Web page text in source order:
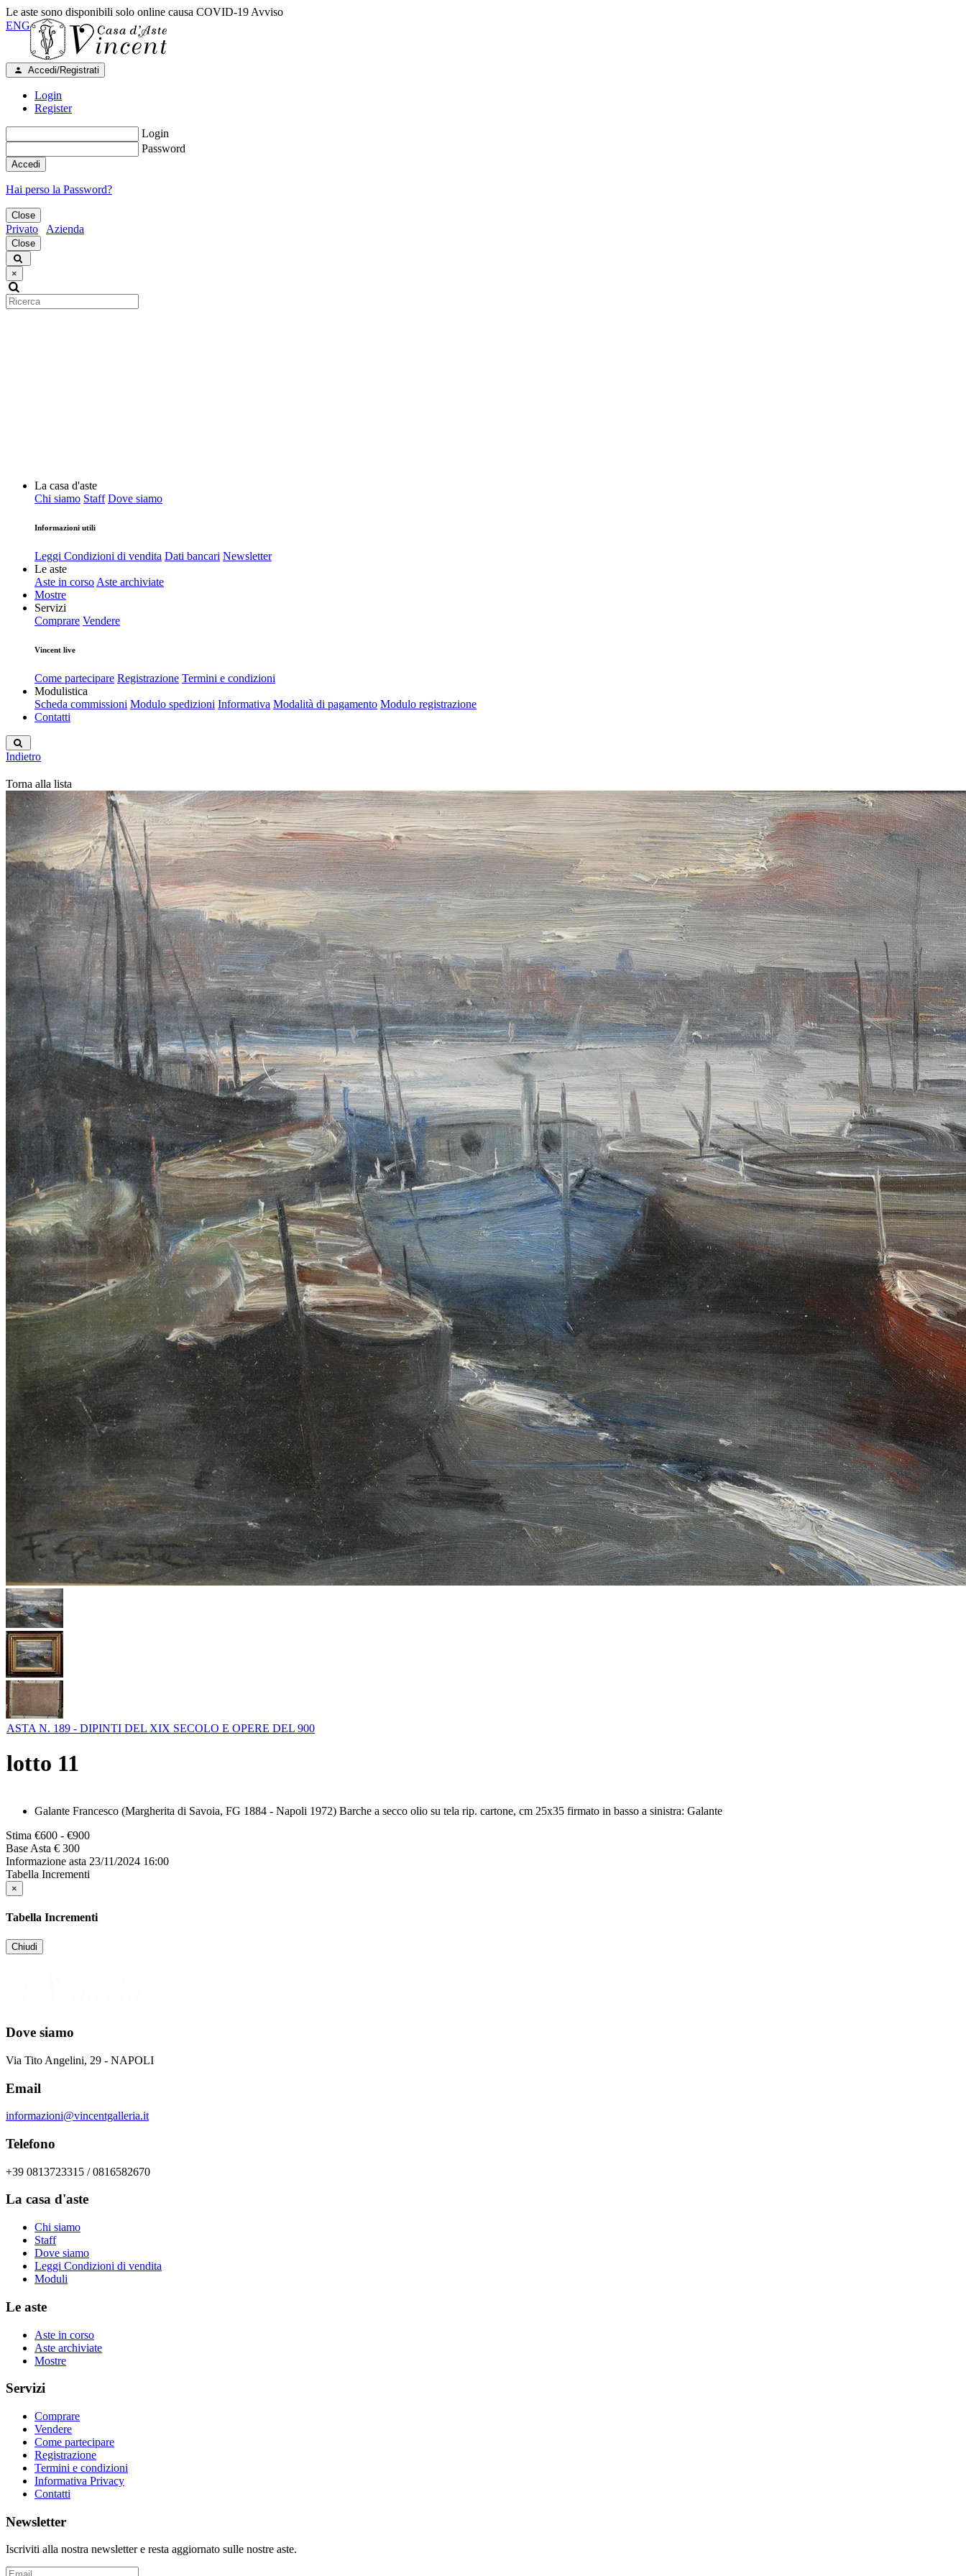
Le aste sono disponibili solo online causa COVID-19 Avviso
ENG
Accedi/Registrati
Login
Register
Login
Password
Accedi
Hai perso la Password?
Close
Privato Azienda
Close
×
La casa d'aste
Chi siamo Staff Dove siamo
Informazioni utili
Leggi Condizioni di vendita Dati bancari Newsletter
Le aste
Aste in corso Aste archiviate
Mostre
Servizi
Comprare Vendere
Vincent live
Come partecipare Registrazione Termini e condizioni
Modulistica
Scheda commissioni Modulo spedizioni Informativa Modalità di pagamento Modulo registrazione
Contatti
Indietro
Torna alla lista
ASTA N. 189 - DIPINTI DEL XIX SECOLO E OPERE DEL 900
lotto 11
Galante Francesco (Margherita di Savoia, FG 1884 - Napoli 1972) Barche a secco olio su tela rip. cartone, cm 25x35 firmato in basso a sinistra: Galante
Stima €600 - €900
Base Asta € 300
Informazione asta 23/11/2024 16:00
Tabella Incrementi
×
Tabella Incrementi
Chiudi
Dove siamo
Via Tito Angelini, 29 - NAPOLI
Email
informazioni@vincentgalleria.it
Telefono
+39 0813723315 / 0816582670
La casa d'aste
Chi siamo
Staff
Dove siamo
Leggi Condizioni di vendita
Moduli
Le aste
Aste in corso
Aste archiviate
Mostre
Servizi
Comprare
Vendere
Come partecipare
Registrazione
Termini e condizioni
Informativa Privacy
Contatti
Newsletter
Iscriviti alla nostra newsletter e resta aggiornato sulle nostre aste.